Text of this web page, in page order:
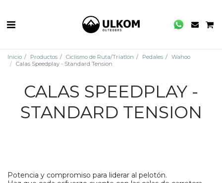
Inicio Productos Ciclismo de Ruta/Triatlón Pedales
Wahoo
Calas Speedplay - Standard Tension
CALAS SPEEDPLAY -
STANDARD TENSION
Potencia y compromiso para liderar al pelotón.